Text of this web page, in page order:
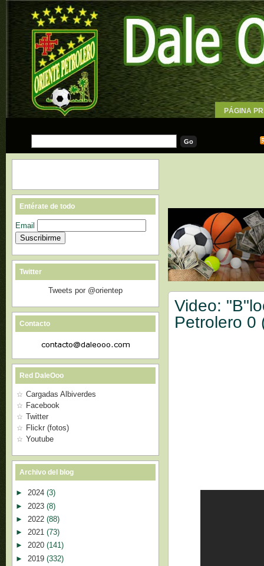
PÁGINA
Video:
Petrolero 0
Entérate de todo
Email
Twitter
Tweets por @orientep
Contacto
Red DaleOoo
Cargadas Albiverdes
Facebook
Twitter
Flickr (fotos)
Youtube
Archivo del blog
► 2024 (3)
► 2023 (8)
► 2022 (88)
► 2021 (73)
► 2020 (141)
► 2019 (332)